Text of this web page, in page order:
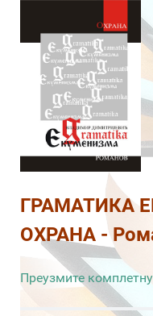
ГРАМАТИКА
ОХРАНА -
Преузмите